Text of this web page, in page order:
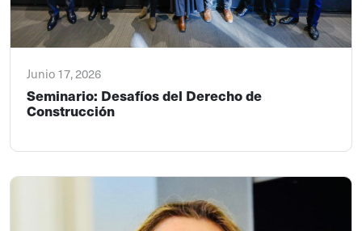
Junio 17, 2026
Seminario: Desafíos del Derecho de
Construcción